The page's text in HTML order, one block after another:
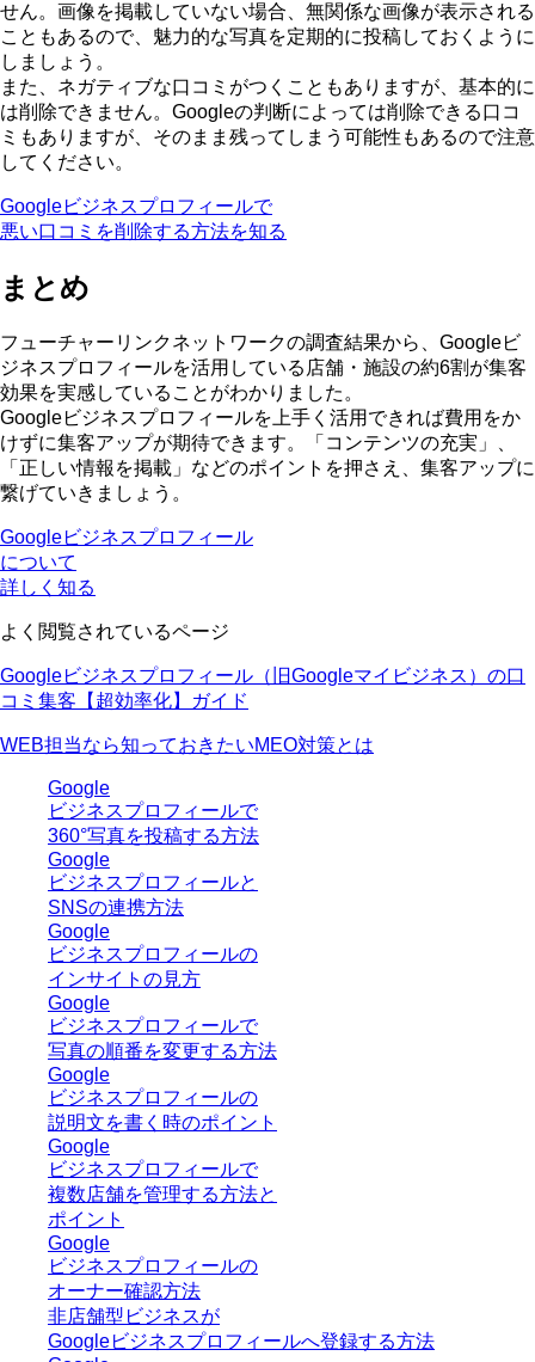
せん。画像を掲載していない場合、無関係な画像が表示される
こともあるので、魅力的な写真を定期的に投稿しておくように
しましょう。
また、 ネガティブな口コミがつくこともありますが、基本的に
は削除できません。Googleの判断によっては削除できる口コ
ミもありますが、そのまま残ってしまう可能性もあるので注意
してください。
Googleビジネスプロフィールで
悪い口コミを削除する方法を知る
まとめ
フューチャーリンクネットワークの調査結果から、Googleビ
ジネスプロフィールを活用している店舗・施設の約6割が集客
効果を実感していることがわかりました。
Googleビジネスプロフィールを上手く活用できれば費用をか
けずに集客アップが期待できます。「コンテンツの充実」、
「正しい情報を掲載」などのポイントを押さえ、集客アップに
繋げていきましょう。
Googleビジネスプロフィール
について
詳しく知る
よく閲覧されているページ
Googleビジネスプロフィール（旧Googleマイビジネス）の口
コミ集客【超効率化】ガイド
WEB担当なら知っておきたいMEO対策とは
Google
ビジネスプロフィールで
360°写真を投稿する方法
Google
ビジネスプロフィールと
SNSの連携方法
Google
ビジネスプロフィールの
インサイトの見方
Google
ビジネスプロフィールで
写真の順番を変更する方法
Google
ビジネスプロフィールの
説明文を書く時のポイント
Google
ビジネスプロフィールで
複数店舗を管理する方法と
ポイント
Google
ビジネスプロフィールの
オーナー確認方法
非店舗型ビジネスが
Googleビジネスプロフィールへ登録する方法